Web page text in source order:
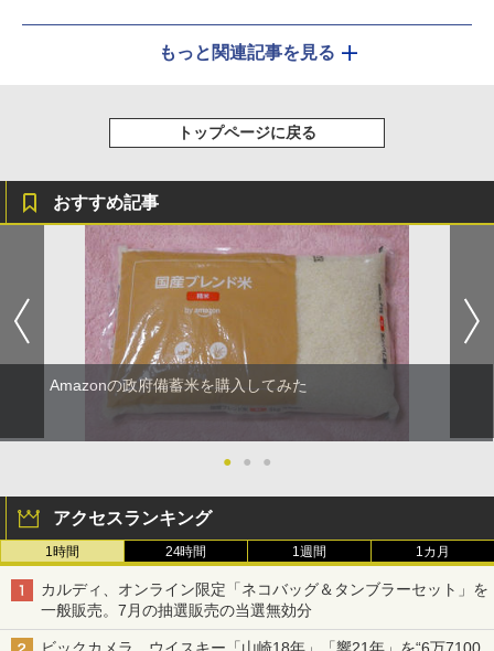
もっと関連記事を見る
トップページに戻る
おすすめ記事
Amazonの政府備蓄米を購入してみた
● ● ●
アクセスランキング
1時間 24時間 1週間 1カ月
カルディ、オンライン限定「ネコバッグ＆タンブラーセット」を
一般販売。7月の抽選販売の当選無効分
ビックカメラ、ウイスキー「山崎18年」「響21年」を“6万7100